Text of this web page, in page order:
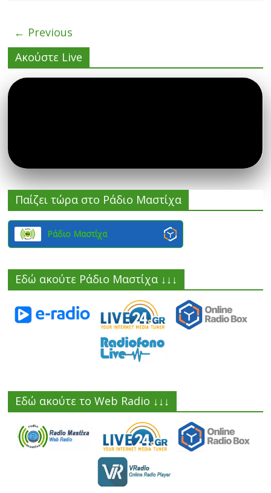
← Previous
Ακούστε Live
Παίζει τώρα στο Ράδιο Μαστίχα
Ράδιο Μαστίχα
Εδώ ακούτε Ράδιο Μαστίχα ↓↓↓
Εδώ ακούτε το Web Radio ↓↓↓